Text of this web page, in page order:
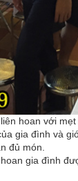
hoan với
gia đình và
đủ món.
gia đình